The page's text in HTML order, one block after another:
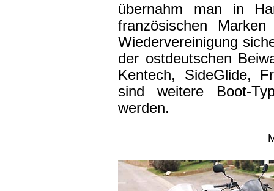
übernahm man in
französischen
Wiedervereinigung
der ostdeutschen
Kentech, SideGlide,
sind weitere Boot-
werden.